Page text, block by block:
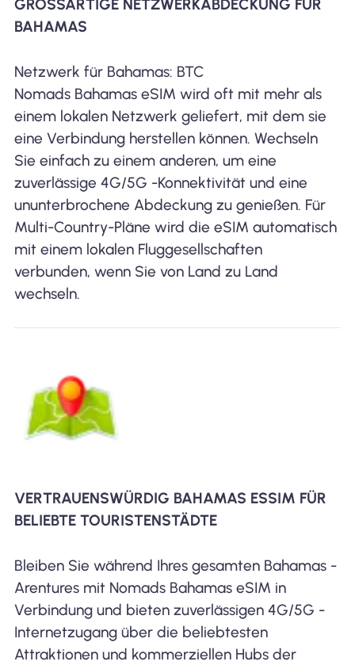
GROSSARTIGE NETZWERKABDECKUNG FÜR B
AHAMAS
Netzwerk für Bahamas: BTC
Nomads Bahamas eSIM wird oft mit mehr als
einem lokalen Netzwerk geliefert, mit dem sie
eine Verbindung herstellen können. Wechseln
Sie einfach zu einem anderen, um eine
zuverlässige 4G/5G -Konnektivität und eine
ununterbrochene Abdeckung zu genießen. Für
Multi-Country-Pläne wird die eSIM automatisch
mit einem lokalen Fluggesellschaften
verbunden, wenn Sie von Land zu Land
wechseln.
VERTRAUENSWÜRDIG BAHAMAS ESSIM FÜR
BELIEBTE TOURISTENSTÄDTE
Bleiben Sie während Ihres gesamten Bahamas -
Arentures mit Nomads Bahamas eSIM in
Verbindung und bieten zuverlässigen 4G/5G -
Internetzugang über die beliebtesten
Attraktionen und kommerziellen Hubs der